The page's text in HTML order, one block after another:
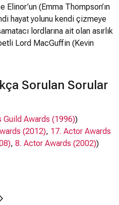
(Emma Thompson’ın
hayat yolunu kendi çizmeye
lordlarına ait olan asırlık
Lord MacGuffin (Kevin
Macintosh (Craig Ferguson’un
olmadan krallık içerisinde kaos
(Julie Walters’ın sesiyle)
dilek onu beklemektedir.
keşfederken çok geç
çalışır ve gerçek cesaretin
unutulmaz karakterleri ve her
Sorulan Sorular
Guild Awards (1996))
(2012), 17. Actor Awards
, 8. Actor Awards (2002))